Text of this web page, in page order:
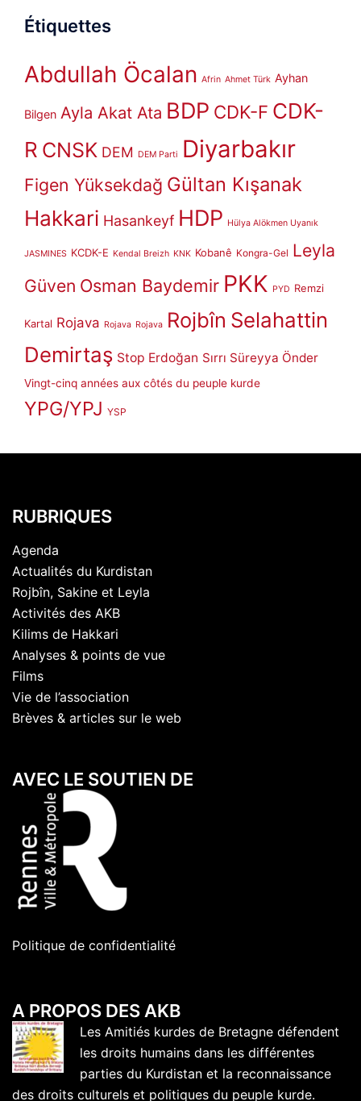
Étiquettes
Abdullah Öcalan Afrin Ahmet Türk Ayhan
Bilgen Ayla Akat Ata BDP CDK-F CDK-
R CNSK DEM DEM Parti Diyarbakır
Figen Yüksekdağ Gültan Kışanak
Hakkari Hasankeyf HDP Hülya Alökmen Uyanık
JASMINES KCDK-E Kendal Breizh KNK Kobanê Kongra-Gel Leyla
Güven Osman Baydemir PKK PYD Remzi
Kartal Rojava Rojava Rojava Rojbîn Selahattin
Demirtaş Stop Erdoğan Sırrı Süreyya Önder
Vingt-cinq années aux côtés du peuple kurde
YPG/YPJ YSP
RUBRIQUES
Agenda
Actualités du Kurdistan
Rojbîn, Sakine et Leyla
Activités des AKB
Kilims de Hakkari
Analyses & points de vue
Films
Vie de l’association
Brèves & articles sur le web
AVEC LE SOUTIEN DE
Politique de confidentialité
A PROPOS DES AKB
Les Amitiés kurdes de Bretagne défendent
les droits humains dans les différentes
parties du Kurdistan et la reconnaissance
des droits culturels et politiques du peuple kurde.